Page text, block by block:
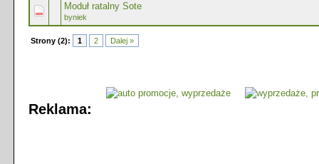
Moduł ratalny Sote
byniek
Strony (2): 1 2 Dalej »
Reklama: